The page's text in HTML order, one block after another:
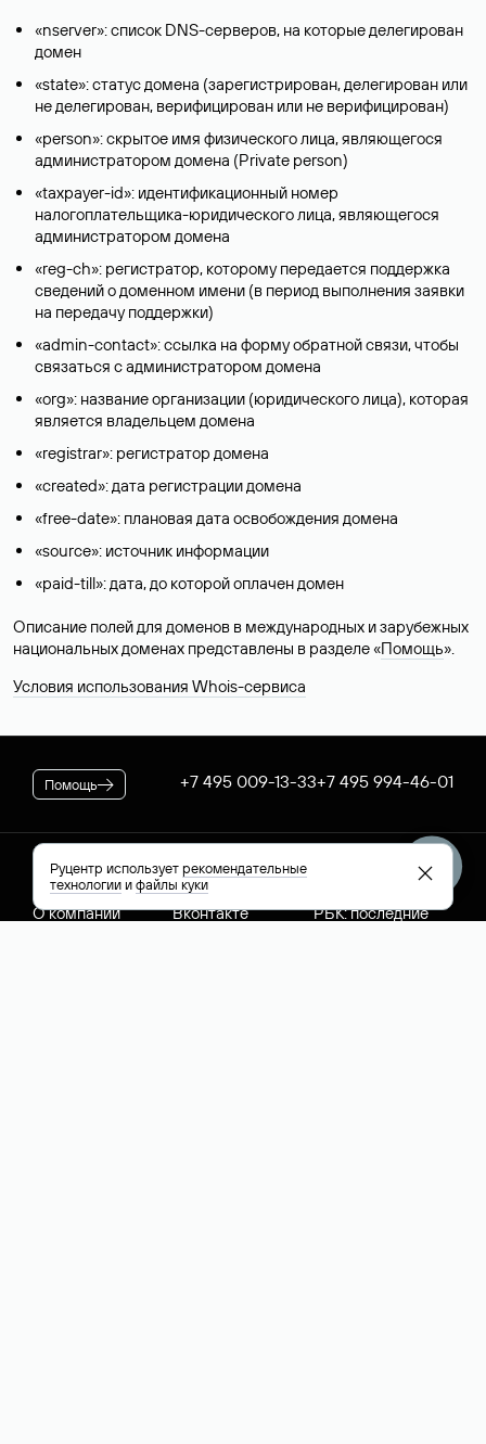
«nserver»: список DNS-серверов, на которые делегирован
домен
«state»: статус домена (зарегистрирован, делегирован или
не делегирован, верифицирован или не верифицирован)
«person»: скрытое имя физического лица, являющегося
администратором домена (Privatе person)
«taxpayer-id»: идентификационный номер
налогоплательщика-юридического лица, являющегося
администратором домена
«reg-ch»: регистратор, которому передается поддержка
сведений о доменном имени (в период выполнения заявки
на передачу поддержки)
«admin-contact»: ссылка на форму обратной связи, чтобы
связаться с администратором домена
«org»: название организации (юридического лица), которая
является владельцем домена
«registrar»: регистратор домена
«created»: дата регистрации домена
«free-date»: плановая дата освобождения домена
«source»: источник информации
«paid-till»: дата, до которой оплачен домен
Описание полей для доменов в международных и зарубежных
национальных доменах представлены в разделе «Помощь».
Условия использования Whois-сервиса
Помощь +7 495 009-13-33+7 495 994-46-01
Руцентр
О компании
Социальные сети
Вконтакте
РБК: последние
Руцентр используетрекомендательные
технологииифайлы куки